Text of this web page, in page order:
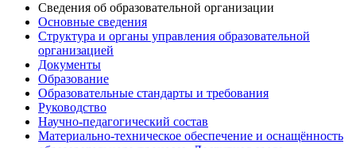
Сведения об образовательной организации
Основные сведения
Структура и органы управления образовательной
организацией
Документы
Образование
Образовательные стандарты и требования
Руководство
Научно-педагогический состав
Материально-техническое обеспечение и оснащённость